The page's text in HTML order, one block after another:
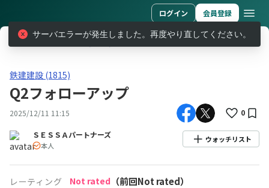
ログイン 会員登録
レポート
鉄建建設(1815)Q2フォローアップ
鉄建建設 (1815)
Q2フォローアップ
2025/12/11 11:15 0
ＳＥＳＳＡパートナーズ
本人
ウォッチリスト
レーティング Not rated （前回Not rated）
サーバエラーが発生しました。再度やり直してください。